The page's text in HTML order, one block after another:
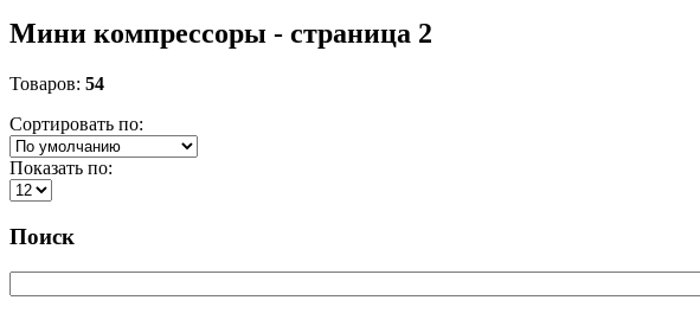
Мини компрессоры - страница 2
Товаров: 54
Сортировать по:
Показать по:
Поиск